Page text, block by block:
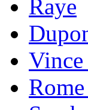
Raye
Vince